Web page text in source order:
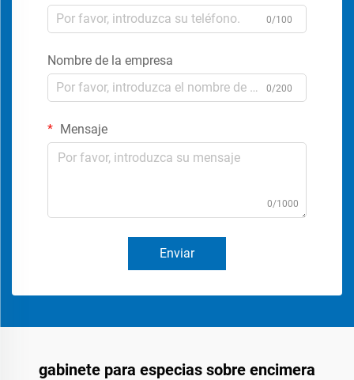
0/100
Nombre de la empresa
0/200
Mensaje
0/1000
Enviar
gabinete para especias sobre encimera